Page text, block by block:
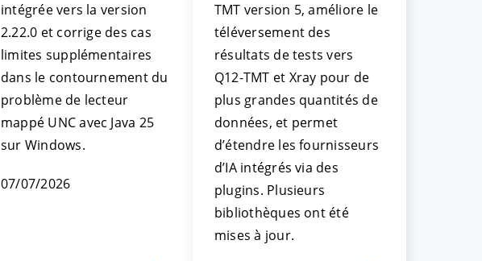
intégrée vers la version
2.22.0 et corrige des cas
limites supplémentaires
dans le contournement du
problème de lecteur
mappé UNC avec Java 25
sur Windows.
07/07/2026
TMT version 5, améliore le
téléversement des
résultats de tests vers
Q12-TMT et Xray pour de
plus grandes quantités de
données, et permet
d’étendre les fournisseurs
d’IA intégrés via des
plugins. Plusieurs
bibliothèques ont été
mises à jour.